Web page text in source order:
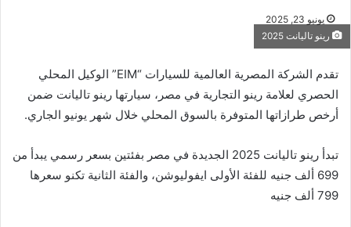
يونيو 23, 2025
رينو تاليانت 2025
تقدم الشركة المصرية العالمية للسيارات “EIM” الوكيل المحلي
الحصري لعلامة رينو التجارية في مصر، سيارتها رينو تاليانت ضمن
أرخص طرازاتها المتوفرة بالسوق المحلي خلال شهر يونيو الجاري.
تبدأ رينو تاليانت 2025 الجديدة في مصر بفئتين بسعر رسمي يبدأ من
699 ألف جنيه للفئة الأولى ايفوليوشن، والفئة الثانية تكنو سعرها
799 ألف جنيه